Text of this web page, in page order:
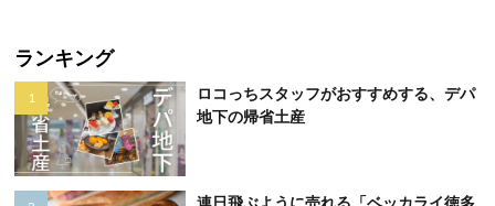
ランキング
ロコっちスタッフがおすすめする、デパ
地下の帰省土産